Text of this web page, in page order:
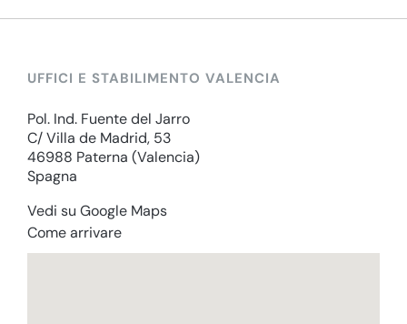
UFFICI E STABILIMENTO VALENCIA
Pol. Ind. Fuente del Jarro
C/ Villa de Madrid, 53
46988 Paterna (Valencia)
Spagna
Vedi su Google Maps
Come arrivare